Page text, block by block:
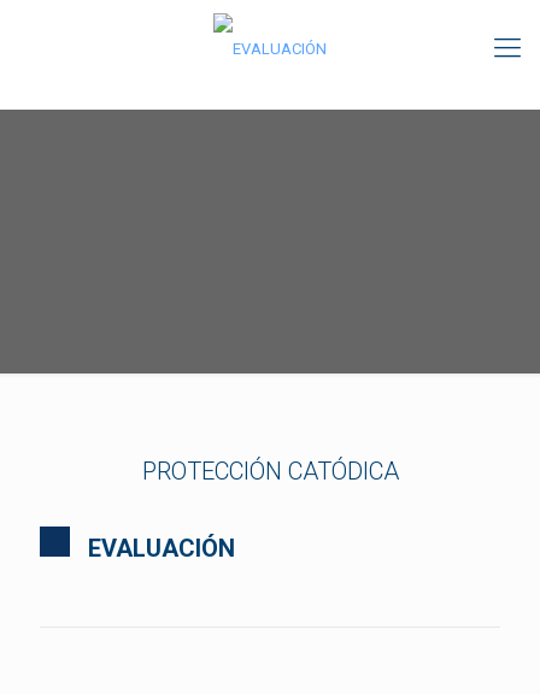
PROTECCIÓN CATÓDICA
EVALUACIÓN